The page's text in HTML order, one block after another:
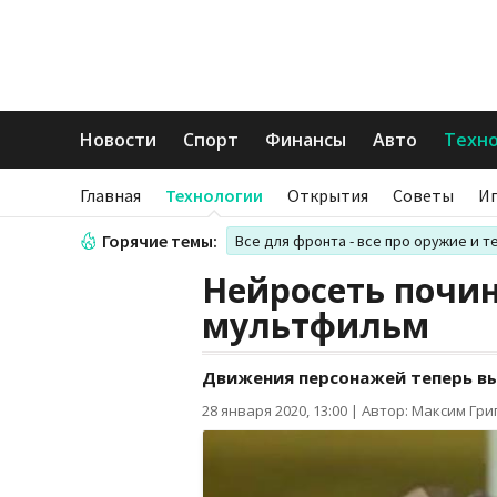
Новости Спорт Финансы Авто
Главная Технологии Открытия Советы
Горячие темы: Все для фронта - все про оружие и
Нейросеть
мультфильм
Движения персонажей теперь
28 января 2020, 13:00 | Автор: Максим